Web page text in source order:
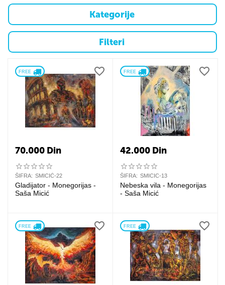
Kategorije
Filteri
FREE
70.000 Din
ŠIFRA: SMICIĆ-22
Gladijator - Monegorijas -
Saša Micić
FREE
42.000 Din
ŠIFRA: SMICIC-13
Nebeska vila - Monegorijas
- Saša Micić
FREE FREE